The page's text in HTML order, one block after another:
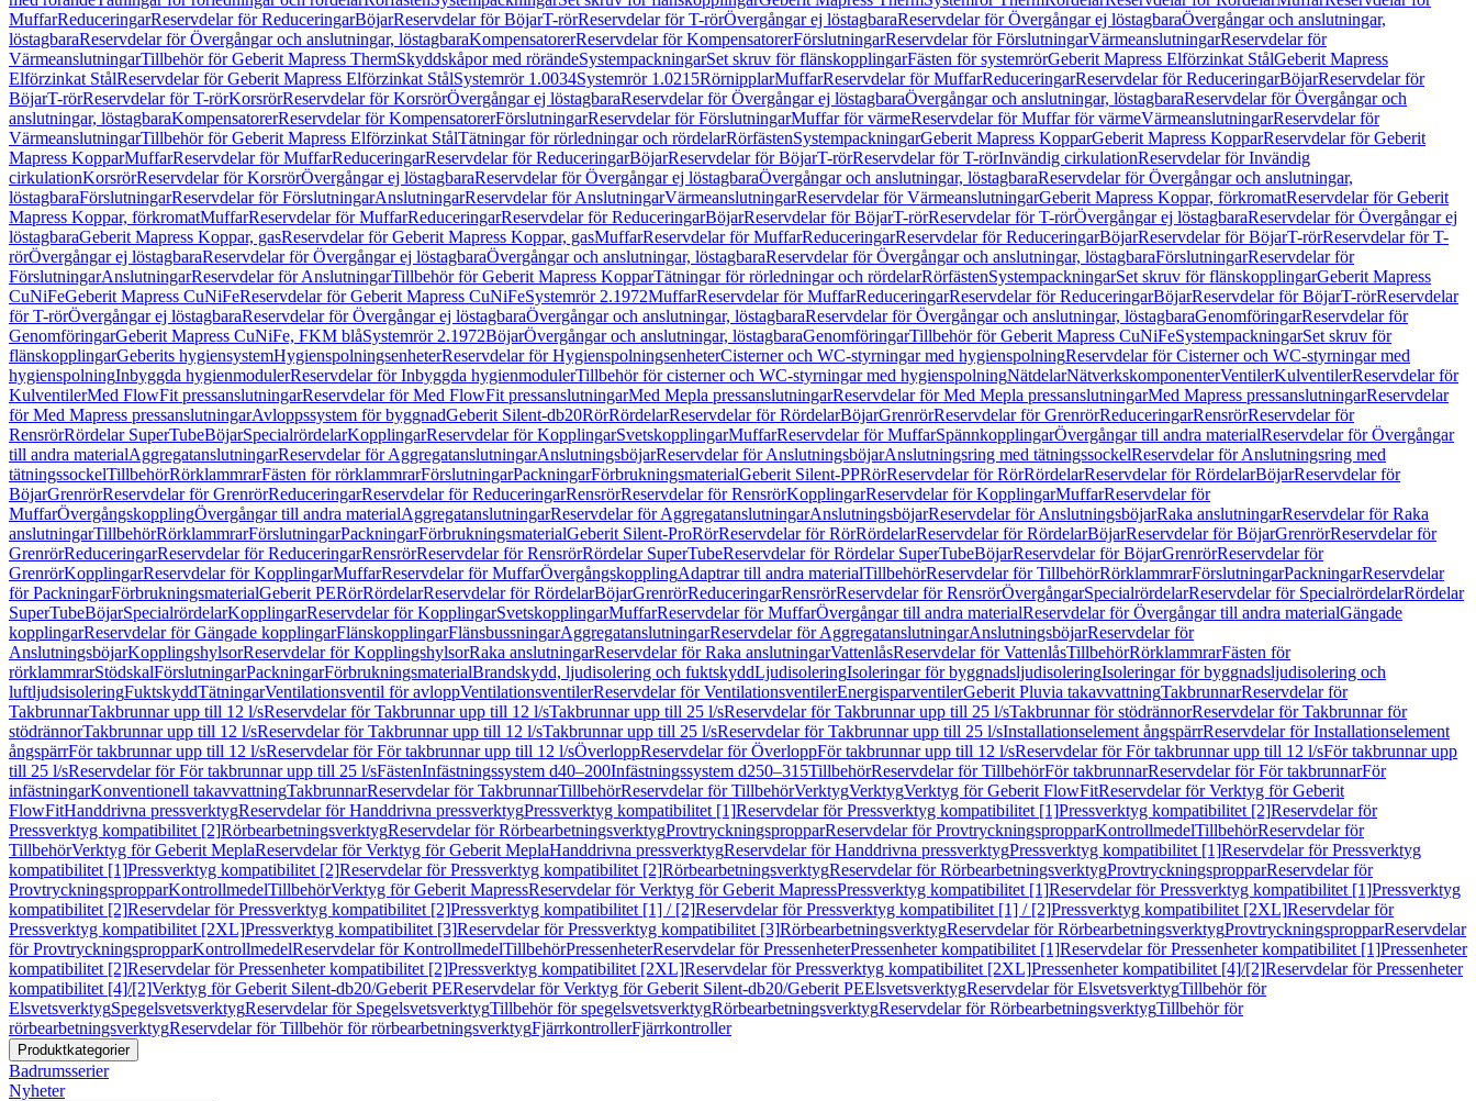
MuffarReduceringarReservdelar för ReduceringarBöjarReservdelar för BöjarT-rörReservdelar för T-rörÖvergångar ej löstagbaraReservdelar för Övergångar ej löstagbaraÖvergångar och anslutningar,
löstagbaraReservdelar för Övergångar och anslutningar, löstagbaraKompensatorerReservdelar för KompensatorerFörslutningarReservdelar för FörslutningarVärmeanslutningarReservdelar för
VärmeanslutningarTillbehör för Geberit Mapress ThermSkyddskåpor med rörändeSystempackningarSet skruv för flänskopplingarFästen för systemrörGeberit Mapress Elförzinkat StålGeberit Mapress
Elförzinkat StålReservdelar för Geberit Mapress Elförzinkat StålSystemrör 1.0034Systemrör 1.0215RörnipplarMuffarReservdelar för MuffarReduceringarReservdelar för ReduceringarBöjarReservdelar för
BöjarT-rörReservdelar för T-rörKorsrörReservdelar för KorsrörÖvergångar ej löstagbaraReservdelar för Övergångar ej löstagbaraÖvergångar och anslutningar, löstagbaraReservdelar för Övergångar och
anslutningar, löstagbaraKompensatorerReservdelar för KompensatorerFörslutningarReservdelar för FörslutningarMuffar för värmeReservdelar för Muffar för värmeVärmeanslutningarReservdelar för
VärmeanslutningarTillbehör för Geberit Mapress Elförzinkat StålTätningar för rörledningar och rördelarRörfästenSystempackningarGeberit Mapress KopparGeberit Mapress KopparReservdelar för Geberit
Mapress KopparMuffarReservdelar för MuffarReduceringarReservdelar för ReduceringarBöjarReservdelar för BöjarT-rörReservdelar för T-rörInvändig cirkulationReservdelar för Invändig
cirkulationKorsrörReservdelar för KorsrörÖvergångar ej löstagbaraReservdelar för Övergångar ej löstagbaraÖvergångar och anslutningar, löstagbaraReservdelar för Övergångar och anslutningar,
löstagbaraFörslutningarReservdelar för FörslutningarAnslutningarReservdelar för AnslutningarVärmeanslutningarReservdelar för VärmeanslutningarGeberit Mapress Koppar, förkromatReservdelar för Geberit
Mapress Koppar, förkromatMuffarReservdelar för MuffarReduceringarReservdelar för ReduceringarBöjarReservdelar för BöjarT-rörReservdelar för T-rörÖvergångar ej löstagbaraReservdelar för Övergångar ej
löstagbaraGeberit Mapress Koppar, gasReservdelar för Geberit Mapress Koppar, gasMuffarReservdelar för MuffarReduceringarReservdelar för ReduceringarBöjarReservdelar för BöjarT-rörReservdelar för T-
rörÖvergångar ej löstagbaraReservdelar för Övergångar ej löstagbaraÖvergångar och anslutningar, löstagbaraReservdelar för Övergångar och anslutningar, löstagbaraFörslutningarReservdelar för
FörslutningarAnslutningarReservdelar för AnslutningarTillbehör för Geberit Mapress KopparTätningar för rörledningar och rördelarRörfästenSystempackningarSet skruv för flänskopplingarGeberit Mapress
CuNiFeGeberit Mapress CuNiFeReservdelar för Geberit Mapress CuNiFeSystemrör 2.1972MuffarReservdelar för MuffarReduceringarReservdelar för ReduceringarBöjarReservdelar för BöjarT-rörReservdelar
för T-rörÖvergångar ej löstagbaraReservdelar för Övergångar ej löstagbaraÖvergångar och anslutningar, löstagbaraReservdelar för Övergångar och anslutningar, löstagbaraGenomföringarReservdelar för
GenomföringarGeberit Mapress CuNiFe, FKM blåSystemrör 2.1972BöjarÖvergångar och anslutningar, löstagbaraGenomföringarTillbehör för Geberit Mapress CuNiFeSystempackningarSet skruv för
flänskopplingarGeberits hygiensystemHygienspolningsenheterReservdelar för HygienspolningsenheterCisterner och WC-styrningar med hygienspolningReservdelar för Cisterner och WC-styrningar med
hygienspolningInbyggda hygienmodulerReservdelar för Inbyggda hygienmodulerTillbehör för cisterner och WC-styrningar med hygienspolningNätdelarNätverkskomponenterVentilerKulventilerReservdelar för
KulventilerMed FlowFit pressanslutningarReservdelar för Med FlowFit pressanslutningarMed Mepla pressanslutningarReservdelar för Med Mepla pressanslutningarMed Mapress pressanslutningarReservdelar
för Med Mapress pressanslutningarAvloppssystem för byggnadGeberit Silent-db20RörRördelarReservdelar för RördelarBöjarGrenrörReservdelar för GrenrörReduceringarRensrörReservdelar för
RensrörRördelar SuperTubeBöjarSpecialrördelarKopplingarReservdelar för KopplingarSvetskopplingarMuffarReservdelar för MuffarSpännkopplingarÖvergångar till andra materialReservdelar för Övergångar
till andra materialAggregatanslutningarReservdelar för AggregatanslutningarAnslutningsböjarReservdelar för AnslutningsböjarAnslutningsring med tätningssockelReservdelar för Anslutningsring med
tätningssockelTillbehörRörklammrarFästen för rörklammrarFörslutningarPackningarFörbrukningsmaterialGeberit Silent-PPRörReservdelar för RörRördelarReservdelar för RördelarBöjarReservdelar för
BöjarGrenrörReservdelar för GrenrörReduceringarReservdelar för ReduceringarRensrörReservdelar för RensrörKopplingarReservdelar för KopplingarMuffarReservdelar för
MuffarÖvergångskopplingÖvergångar till andra materialAggregatanslutningarReservdelar för AggregatanslutningarAnslutningsböjarReservdelar för AnslutningsböjarRaka anslutningarReservdelar för Raka
anslutningarTillbehörRörklammrarFörslutningarPackningarFörbrukningsmaterialGeberit Silent-ProRörReservdelar för RörRördelarReservdelar för RördelarBöjarReservdelar för BöjarGrenrörReservdelar för
GrenrörReduceringarReservdelar för ReduceringarRensrörReservdelar för RensrörRördelar SuperTubeReservdelar för Rördelar SuperTubeBöjarReservdelar för BöjarGrenrörReservdelar för
GrenrörKopplingarReservdelar för KopplingarMuffarReservdelar för MuffarÖvergångskopplingAdaptrar till andra materialTillbehörReservdelar för TillbehörRörklammrarFörslutningarPackningarReservdelar
för PackningarFörbrukningsmaterialGeberit PERörRördelarReservdelar för RördelarBöjarGrenrörReduceringarRensrörReservdelar för RensrörÖvergångarSpecialrördelarReservdelar för SpecialrördelarRördelar
SuperTubeBöjarSpecialrördelarKopplingarReservdelar för KopplingarSvetskopplingarMuffarReservdelar för MuffarÖvergångar till andra materialReservdelar för Övergångar till andra materialGängade
kopplingarReservdelar för Gängade kopplingarFlänskopplingarFlänsbussningarAggregatanslutningarReservdelar för AggregatanslutningarAnslutningsböjarReservdelar för
AnslutningsböjarKopplingshylsorReservdelar för KopplingshylsorRaka anslutningarReservdelar för Raka anslutningarVattenlåsReservdelar för VattenlåsTillbehörRörklammrarFästen för
rörklammrarStödskalFörslutningarPackningarFörbrukningsmaterialBrandskydd, ljudisolering och fuktskyddLjudisoleringIsoleringar för byggnadsljudisoleringIsoleringar för byggnadsljudisolering och
luftljudsisoleringFuktskyddTätningarVentilationsventil för avloppVentilationsventilerReservdelar för VentilationsventilerEnergisparventilerGeberit Pluvia takavvattningTakbrunnarReservdelar för
TakbrunnarTakbrunnar upp till 12 l/sReservdelar för Takbrunnar upp till 12 l/sTakbrunnar upp till 25 l/sReservdelar för Takbrunnar upp till 25 l/sTakbrunnar för stödrännorReservdelar för Takbrunnar för
stödrännorTakbrunnar upp till 12 l/sReservdelar för Takbrunnar upp till 12 l/sTakbrunnar upp till 25 l/sReservdelar för Takbrunnar upp till 25 l/sInstallationselement ångspärrReservdelar för Installationselement
ångspärrFör takbrunnar upp till 12 l/sReservdelar för För takbrunnar upp till 12 l/sÖverloppReservdelar för ÖverloppFör takbrunnar upp till 12 l/sReservdelar för För takbrunnar upp till 12 l/sFör takbrunnar upp
till 25 l/sReservdelar för För takbrunnar upp till 25 l/sFästenInfästningssystem d40–200Infästningssystem d250–315TillbehörReservdelar för TillbehörFör takbrunnarReservdelar för För takbrunnarFör
infästningarKonventionell takavvattningTakbrunnarReservdelar för TakbrunnarTillbehörReservdelar för TillbehörVerktygVerktygVerktyg för Geberit FlowFitReservdelar för Verktyg för Geberit
FlowFitHanddrivna pressverktygReservdelar för Handdrivna pressverktygPressverktyg kompatibilitet [1]Reservdelar för Pressverktyg kompatibilitet [1]Pressverktyg kompatibilitet [2]Reservdelar för
Pressverktyg kompatibilitet [2]RörbearbetningsverktygReservdelar för RörbearbetningsverktygProvtryckningspropparReservdelar för ProvtryckningspropparKontrollmedelTillbehörReservdelar för
TillbehörVerktyg för Geberit MeplaReservdelar för Verktyg för Geberit MeplaHanddrivna pressverktygReservdelar för Handdrivna pressverktygPressverktyg kompatibilitet [1]Reservdelar för Pressverktyg
kompatibilitet [1]Pressverktyg kompatibilitet [2]Reservdelar för Pressverktyg kompatibilitet [2]RörbearbetningsverktygReservdelar för RörbearbetningsverktygProvtryckningspropparReservdelar för
ProvtryckningspropparKontrollmedelTillbehörVerktyg för Geberit MapressReservdelar för Verktyg för Geberit MapressPressverktyg kompatibilitet [1]Reservdelar för Pressverktyg kompatibilitet [1]Pressverktyg
kompatibilitet [2]Reservdelar för Pressverktyg kompatibilitet [2]Pressverktyg kompatibilitet [1] / [2]Reservdelar för Pressverktyg kompatibilitet [1] / [2]Pressverktyg kompatibilitet [2XL]Reservdelar för
Pressverktyg kompatibilitet [2XL]Pressverktyg kompatibilitet [3]Reservdelar för Pressverktyg kompatibilitet [3]RörbearbetningsverktygReservdelar för RörbearbetningsverktygProvtryckningspropparReservdelar
för ProvtryckningspropparKontrollmedelReservdelar för KontrollmedelTillbehörPressenheterReservdelar för PressenheterPressenheter kompatibilitet [1]Reservdelar för Pressenheter kompatibilitet [1]Pressenheter
kompatibilitet [2]Reservdelar för Pressenheter kompatibilitet [2]Pressverktyg kompatibilitet [2XL]Reservdelar för Pressverktyg kompatibilitet [2XL]Pressenheter kompatibilitet [4]/[2]Reservdelar för Pressenheter
kompatibilitet [4]/[2]Verktyg för Geberit Silent-db20/Geberit PEReservdelar för Verktyg för Geberit Silent-db20/Geberit PEElsvetsverktygReservdelar för ElsvetsverktygTillbehör för
ElsvetsverktygSpegelsvetsverktygReservdelar för SpegelsvetsverktygTillbehör för spegelsvetsverktygRörbearbetningsverktygReservdelar för RörbearbetningsverktygTillbehör för
rörbearbetningsverktygReservdelar för Tillbehör för rörbearbetningsverktygFjärrkontrollerFjärrkontroller
Produktkategorier
Badrumsserier
Nyheter